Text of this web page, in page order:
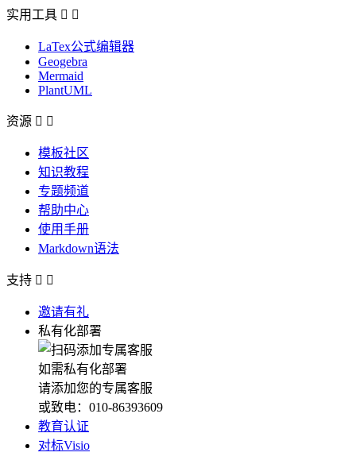
实用工具  
LaTex公式编辑器
Geogebra
Mermaid
PlantUML
资源  
模板社区
知识教程
专题频道
帮助中心
使用手册
Markdown语法
支持  
邀请有礼
私有化部署
如需私有化部署
请添加您的专属客服
或致电：010-86393609
教育认证
对标Visio